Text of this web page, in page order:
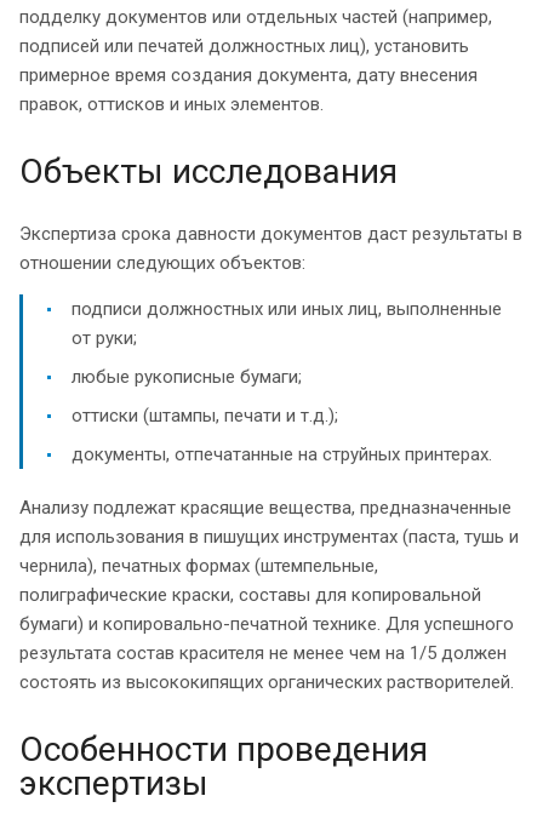
подделку документов или отдельных частей (например,
подписей или печатей должностных лиц), установить
примерное время создания документа, дату внесения
правок, оттисков и иных элементов.
Объекты исследования
Экспертиза срока давности документов даст результаты в
отношении следующих объектов:
подписи должностных или иных лиц, выполненные
от руки;
любые рукописные бумаги;
оттиски (штампы, печати и т.д.);
документы, отпечатанные на струйных принтерах.
Анализу подлежат красящие вещества, предназначенные
для использования в пишущих инструментах (паста, тушь и
чернила), печатных формах (штемпельные,
полиграфические краски, составы для копировальной
бумаги) и копировально-печатной технике. Для успешного
результата состав красителя не менее чем на 1/5 должен
состоять из высококипящих органических растворителей.
Особенности проведения
экспертизы